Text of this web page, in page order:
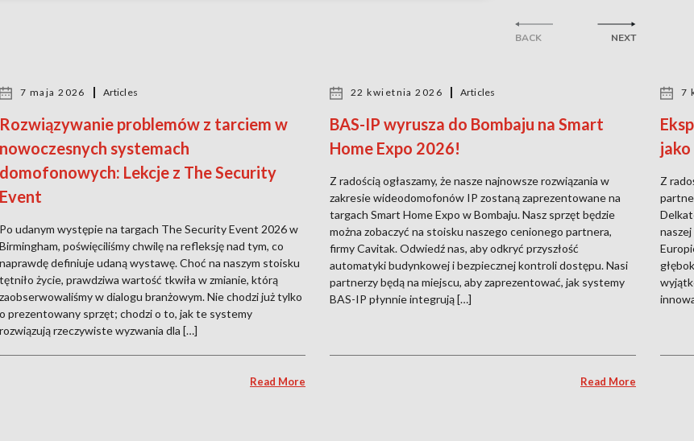
BACK
7 maja 2026 Articles
Rozwiązywanie problemów z tarciem w
nowoczesnych systemach
domofonowych: Lekcje z The Security
Event
Po udanym występie na targach The Security Event 2026 w
Birmingham, poświęciliśmy chwilę na refleksję nad tym, co
naprawdę definiuje udaną wystawę. Choć na naszym stoisku
tętniło życie, prawdziwa wartość tkwiła w zmianie, którą
zaobserwowaliśmy w dialogu branżowym. Nie chodzi już tylko
o prezentowany sprzęt; chodzi o to, jak te systemy
rozwiązują rzeczywiste wyzwania dla […]
Read More
22 kwietnia 2026 Articles
BAS-IP wyrusza do Bombaju na Smart
Home Expo 2026!
Z radością ogłaszamy, że nasze najnowsze rozwiązania w
zakresie wideodomofonów IP zostaną zaprezentowane na
targach Smart Home Expo w Bombaju. Nasz sprzęt będzie
można zobaczyć na stoisku naszego cenionego partnera,
firmy Cavitak. Odwiedź nas, aby odkryć przyszłość
automatyki budynkowej i bezpiecznej kontroli dostępu. Nasi
partnerzy będą na miejscu, aby zaprezentować, jak systemy
BAS-IP płynnie integrują […]
Read More
7
Z
NEXT